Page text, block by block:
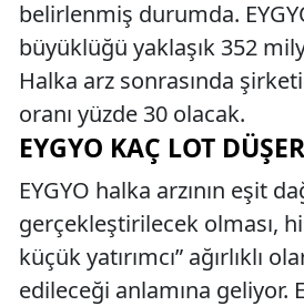
belirlenmiş durumda.
büyüklüğü yaklaşık 352
Halka arz sonrasında
oranı yüzde 30 olacak.
EYGYO KAÇ LOT
EYGYO halka arzının eşit
gerçekleştirilecek olması,
küçük yatırımcı” ağırlıklı
edileceği anlamına geliyor.